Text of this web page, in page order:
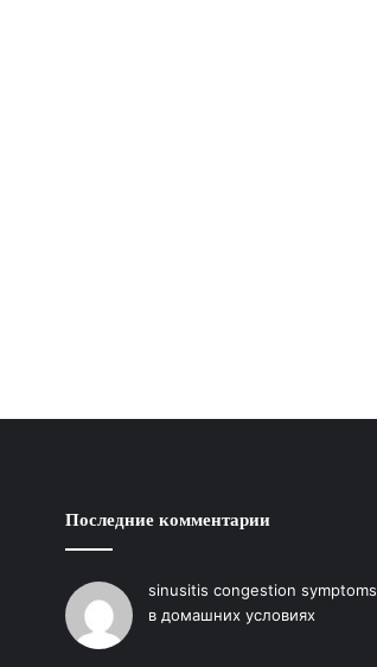
Последние комментарии
sinusitis congestion symptoms
в домашних условиях